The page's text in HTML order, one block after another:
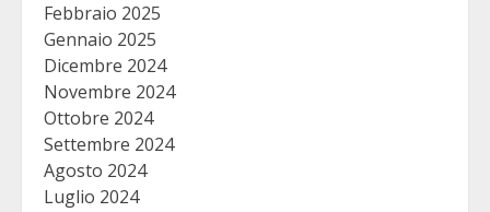
Febbraio 2025
Gennaio 2025
Dicembre 2024
Novembre 2024
Ottobre 2024
Settembre 2024
Agosto 2024
Luglio 2024